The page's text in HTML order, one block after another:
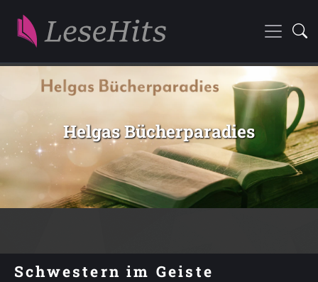
Helgas Bücherparadies
Schwestern im Geiste